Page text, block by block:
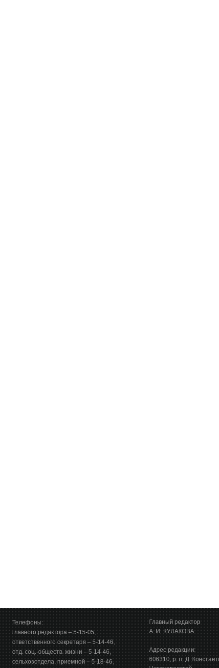
Телефоны:
главного редактора – 5-15-05,
ответственного секретаря – 5-14-46,
отд. соц.-обществ. жизни – 5-14-46,
сельхозотдела, приемной – 5-18-46,
Главный редактор
А. И. КУЛАКОВА
Адрес редакции:
606310, р. п. Д.